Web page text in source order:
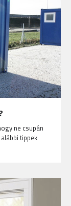
ne csupán
tippek